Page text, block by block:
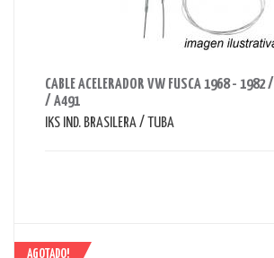
CABLE ACELERADOR VW FUSCA 1968 -
/ A491
IKS IND. BRASILERA / TUBA
AGOTADO!